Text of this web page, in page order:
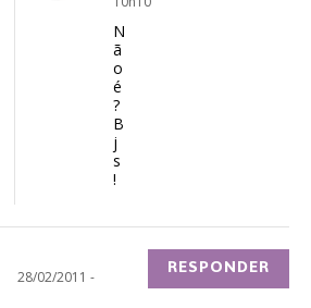
N
ã
o
é
?
B
j
s
!
28/02/2011 -
RESPONDER